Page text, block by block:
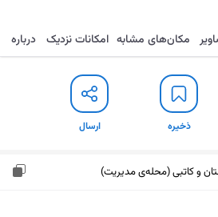
ارسال
مکان‌های مشابه امکانات نزدیک درباره
ذخیره ارسال
و کاتبی (محله‌ی مدیریت)